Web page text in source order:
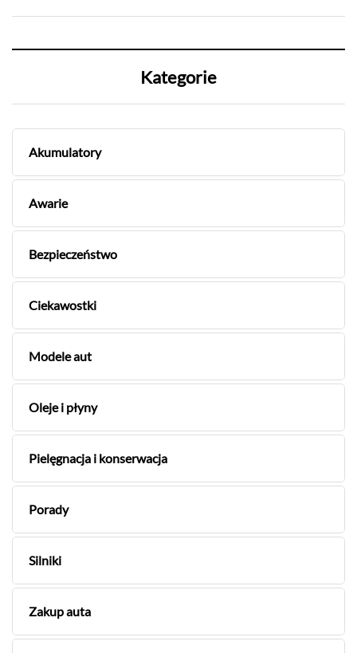
Kategorie
Akumulatory
Awarie
Bezpieczeństwo
Ciekawostki
Modele aut
Oleje i płyny
Pielęgnacja i konserwacja
Porady
Silniki
Zakup auta